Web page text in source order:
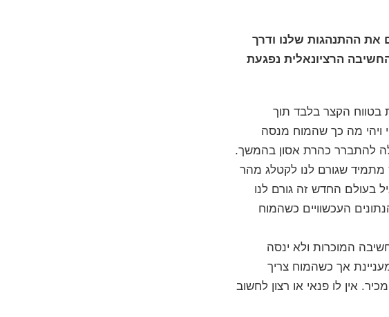
את ההתנהגות שלנו ודרך
הרציונאלית נפגעת
הקצר בלבד תוך
ויהי מה כך שהמוח מנסה
להתברר כהרת אסון בהמשך.
שגורם לנו לקטלג מהר
בעולם החדש זה גורם לנו
העכשוויים כשהמוח
המוכרות ולא ינסה
אך כשהמוח צריך
אין לו פנאי או רצון לחשוב